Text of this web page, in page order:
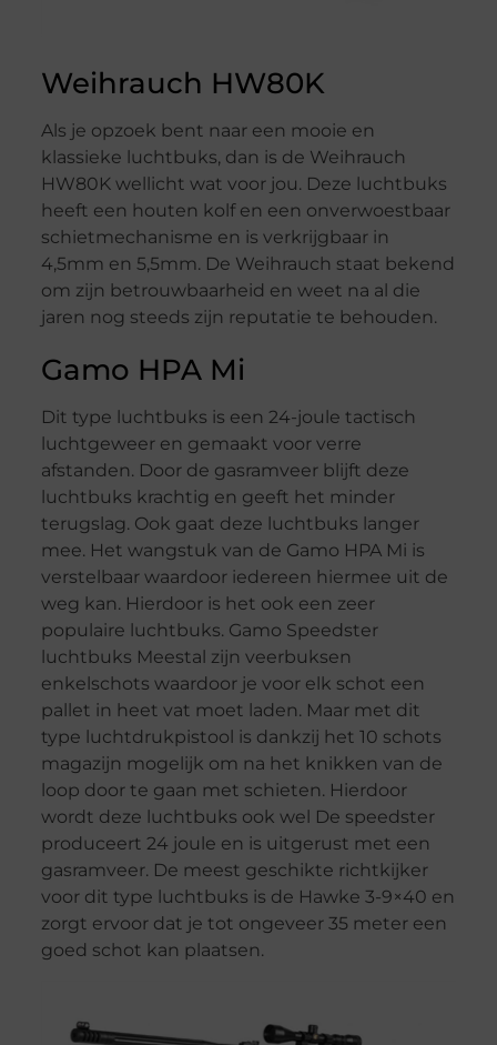
Weihrauch HW80K
Als je opzoek bent naar een mooie en
klassieke luchtbuks, dan is de Weihrauch
HW80K wellicht wat voor jou. Deze luchtbuks
heeft een houten kolf en een onverwoestbaar
schietmechanisme en is verkrijgbaar in
4,5mm en 5,5mm. De Weihrauch staat bekend
om zijn betrouwbaarheid en weet na al die
jaren nog steeds zijn reputatie te behouden.
Gamo HPA Mi
Dit type luchtbuks is een 24-joule tactisch
luchtgeweer en gemaakt voor verre
afstanden. Door de gasramveer blijft deze
luchtbuks krachtig en geeft het minder
terugslag. Ook gaat deze luchtbuks langer
mee. Het wangstuk van de Gamo HPA Mi is
verstelbaar waardoor iedereen hiermee uit de
weg kan. Hierdoor is het ook een zeer
populaire luchtbuks. Gamo Speedster
luchtbuks Meestal zijn veerbuksen
enkelschots waardoor je voor elk schot een
pallet in heet vat moet laden. Maar met dit
type luchtdrukpistool is dankzij het 10 schots
magazijn mogelijk om na het knikken van de
loop door te gaan met schieten. Hierdoor
wordt deze luchtbuks ook wel De speedster
produceert 24 joule en is uitgerust met een
gasramveer. De meest geschikte richtkijker
voor dit type luchtbuks is de Hawke 3-9×40 en
zorgt ervoor dat je tot ongeveer 35 meter een
goed schot kan plaatsen.